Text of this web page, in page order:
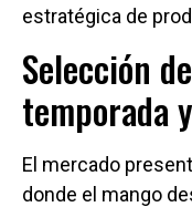
estratégica de
Selección
temporada
El mercado
donde el mango